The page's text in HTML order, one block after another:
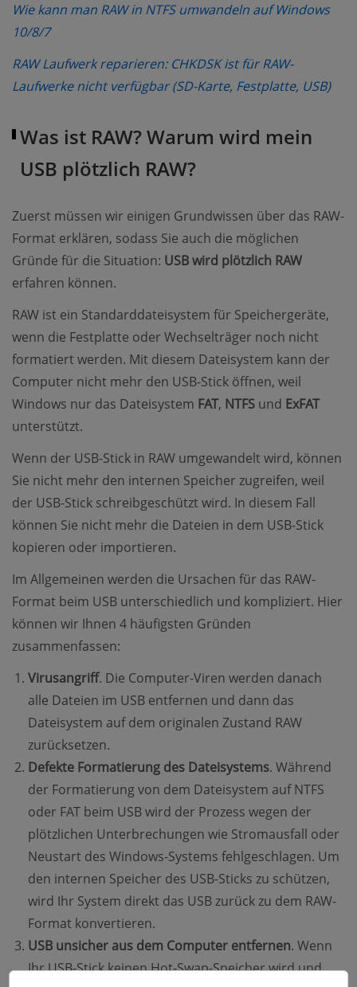
Wie kann man RAW in NTFS umwandeln auf Windows
10/8/7(opens new window)
RAW Laufwerk reparieren: CHKDSK ist für RAW-
Laufwerke nicht verfügbar (SD-Karte, Festplatte, USB)
Was ist RAW? Warum wird mein
USB plötzlich RAW?
Zuerst müssen wir einigen Grundwissen über das RAW-
Format erklären, sodass Sie auch die möglichen
Gründe für die Situation: USB wird plötzlich RAW
erfahren können.
RAW ist ein Standarddateisystem für Speichergeräte,
wenn die Festplatte oder Wechselträger noch nicht
formatiert werden. Mit diesem Dateisystem kann der
Computer nicht mehr den USB-Stick öffnen, weil
Windows nur das Dateisystem FAT, NTFS und ExFAT
unterstützt.
Wenn der USB-Stick in RAW umgewandelt wird, können
Sie nicht mehr den internen Speicher zugreifen, weil
der USB-Stick schreibgeschützt wird. In diesem Fall
können Sie nicht mehr die Dateien in dem USB-Stick
kopieren oder importieren.
Im Allgemeinen werden die Ursachen für das RAW-
Format beim USB unterschiedlich und kompliziert. Hier
können wir Ihnen 4 häufigsten Gründen
zusammenfassen:
Virusangriff. Die Computer-Viren werden danach
alle Dateien im USB entfernen und dann das
Dateisystem auf dem originalen Zustand RAW
zurücksetzen.
Defekte Formatierung des Dateisystems. Während
der Formatierung von dem Dateisystem auf NTFS
oder FAT beim USB wird der Prozess wegen der
plötzlichen Unterbrechungen wie Stromausfall oder
Neustart des Windows-Systems fehlgeschlagen. Um
den internen Speicher des USB-Sticks zu schützen,
wird Ihr System direkt das USB zurück zu dem RAW-
Format konvertieren.
USB unsicher aus dem Computer entfernen. Wenn
Ihr USB-Stick keinen Hot-Swap-Speicher wird und